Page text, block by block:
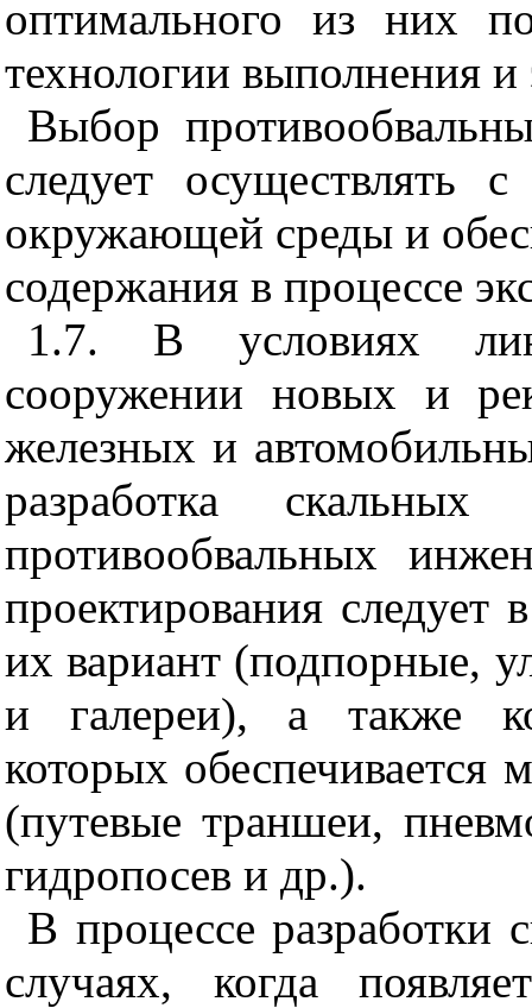
оптимального из них
технологии выполнения
Выбор
следует осуществлять
окружающей среды и
содержания в процессе
1.7. В условиях
сооружении новых и
железных и
разработка
противообвальных
проектирования
их вариант (подпорные,
и галереи), а также
которых обеспечивается
(путевые траншеи,
гидропосев и др.).
В процессе разработки
случаях, когда